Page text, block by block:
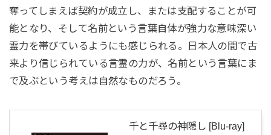
奪ってしまえば契約が成立し、または支配することが可
能となり、そして名前という言葉自体が強力な意味深い
霊力を帯びているようにも感じられる。日本人の間で古
来より信じられている言霊の力が、名前という言葉にま
で及ぶという考えは自然なものだろう。
千と千尋の神隠し [Blu-ray]